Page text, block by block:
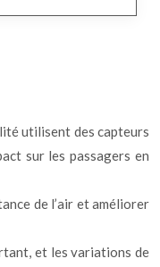
utilisent des capteurs
sur les passagers en
de l’air et améliorer
et les variations de